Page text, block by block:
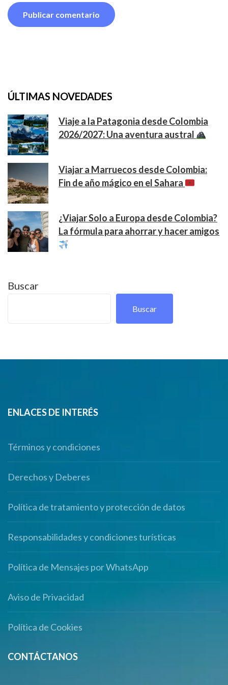
ÚLTIMAS NOVEDADES
Viaje a la Patagonia desde Colombia
2026/2027: Una aventura austral
Viajar a Marruecos desde Colombia:
Fin de año mágico en el Sahara
¿Viajar Solo a Europa desde Colombia?
La fórmula para ahorrar y hacer amigos
Buscar
Buscar
ENLACES DE INTERÉS
Términos y condiciones
Derechos y Deberes
Política de tratamiento y protección de datos
Responsabilidades y condiciones turísticas
Política de Mensajes por WhatsApp
Aviso de Privacidad
Política de Cookies
CONTÁCTANOS